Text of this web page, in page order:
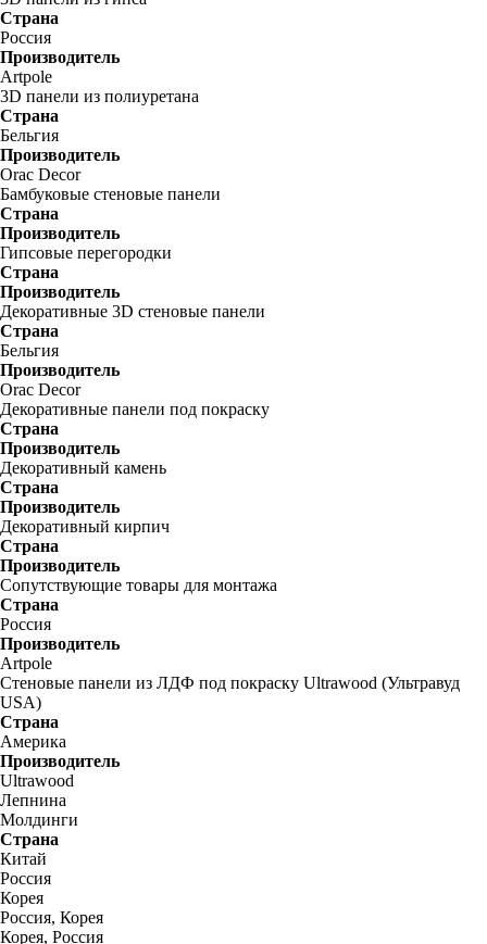
Страна
Россия
Производитель
Artpole
3D панели из полиуретана
Страна
Бельгия
Производитель
Orac Decor
Бамбуковые стеновые панели
Страна
Производитель
Гипсовые перегородки
Страна
Производитель
Декоративные 3D стеновые панели
Страна
Бельгия
Производитель
Orac Decor
Декоративные панели под покраску
Страна
Производитель
Декоративный камень
Страна
Производитель
Декоративный кирпич
Страна
Производитель
Сопутствующие товары для монтажа
Страна
Россия
Производитель
Artpole
Стеновые панели из ЛДФ под покраску Ultrawood (Ультравуд
USA)
Страна
Америка
Производитель
Ultrawood
Лепнина
Молдинги
Страна
Китай
Россия
Корея
Россия, Корея
Корея, Россия